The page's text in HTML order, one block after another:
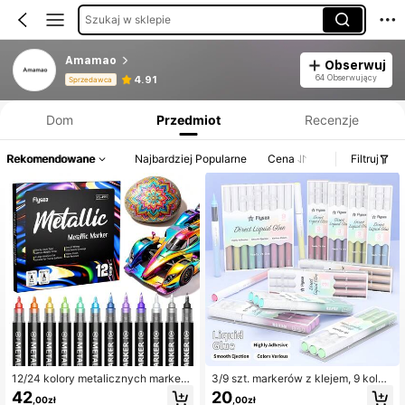
Szukaj w sklepie
Amamao
Sprzedawca 4.91
Obserwuj
64 Obserwujący
Dom Przedmiot Recenzje
Rekomendowane Najbardziej Popularne Cena Filtruj
12/24 kolory metalicznych markeró
w akrylowych, zestaw dwustronny
42 ,00zł
3/9 szt. markerów z klejem, 9 kolor
ów makaroników, z pędzelkowym k
20 ,00zł